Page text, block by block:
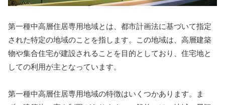
第一種中高層住居専用地域とは、都市計画法に基づいて指定
された特定の地域のことを指します。この地域は、高層建築
物や集合住宅が建設されることを目的としており、住宅地と
しての利用が主となっています。
第一種中高層住居専用地域の特徴はいくつかあります。ま